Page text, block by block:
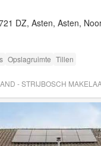
DZ, Asten, Asten,
Opslagruimte Tillen
- STRIJBOSCH